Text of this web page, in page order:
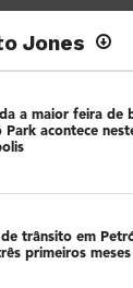
Jones
a maior feira de
Park acontece
trânsito em
primeiros